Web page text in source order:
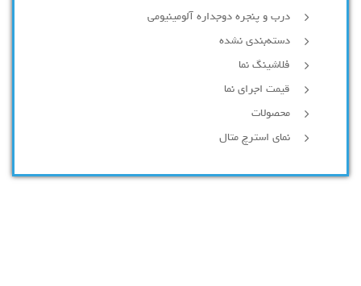
درب و پنجره دوجداره آلومینیومی
دسته‌بندی نشده
فلاشینگ نما
قیمت اجرای نما
محصولات
نمای استرچ متال